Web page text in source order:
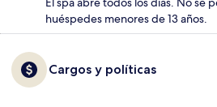
huéspedes menores de 13 años.
Cargos y políticas